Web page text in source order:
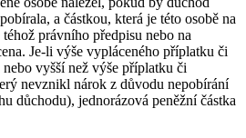
a částkou, která je této osobě na
právního předpisu nebo na
Je-li výše vypláceného příplatku či
vyšší než výše příplatku či
nevznikl nárok z důvodu nepobírání
důchodu), jednorázová peněžní částka